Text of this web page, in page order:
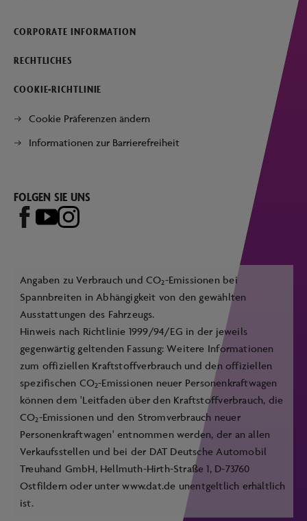
CORPORATE INFORMATION
RECHTLICHES
COOKIE-RICHTLINIE
Cookie Präferenzen ändern
Informationen zur Barrierefreiheit
FOLGEN SIE UNS
Angaben zu Verbrauch und CO2-Emissionen bei
Spannbreiten in Abhängigkeit von den gewählten
Ausstattungen des Fahrzeugs.
Hinweis nach Richtlinie 1999/94/EG in der jeweils
gegenwärtig geltenden Fassung: Weitere Informationen
zum offiziellen Kraftstoffverbrauch und den offiziellen
spezifischen CO2-Emissionen neuer Personenkraftwagen
können dem 'Leitfaden über den Kraftstoffverbrauch, die
CO2-Emissionen und den Stromverbrauch neuer
Personenkraftwagen' entnommen werden, der an allen
Verkaufsstellen und bei der DAT Deutsche Automobil
Treuhand GmbH, Hellmuth-Hirth-Straße 1, D-73760
Ostfildern oder unterwww.dat.de unentgeltlich erhältlich
ist.